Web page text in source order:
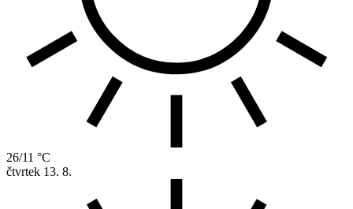
26/11 °C
čtvrtek 13. 8.